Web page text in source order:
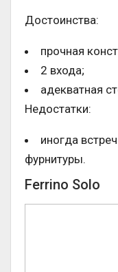
Достоинства:
прочная
2 входа;
адекватная
Недостатки:
иногда
фурнитуры.
Ferrino Solo